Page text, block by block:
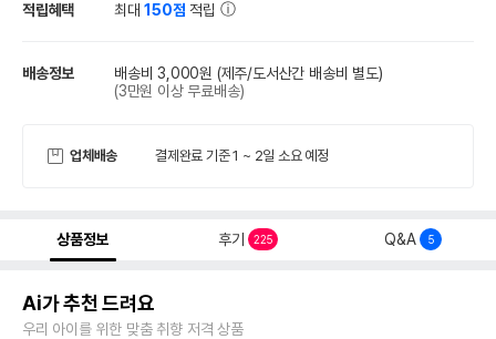
적립혜택 최대150점 적립
배송정보 배송비 3,000원 (제주/도서산간 배송비 별도)
(3만원 이상 무료배송)
업체배송 결제완료 기준 1 ~ 2일 소요 예정
상품정보 후기 225 Q&A 5
Ai가 추천 드려요
우리 아이를 위한 맞춤 취향 저격 상품